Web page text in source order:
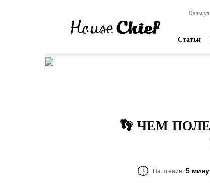
online-
издание
Статьи
👣 ЧЕМ
На чтение: 5